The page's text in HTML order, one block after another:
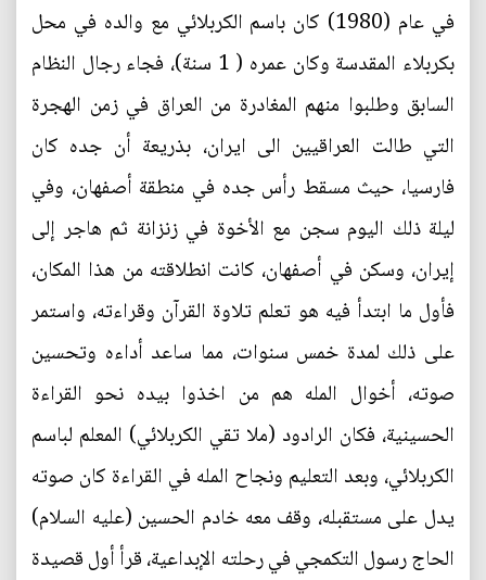
في عام (1980) كان باسم الكربلائي مع والده في محل
بكربلاء المقدسة وكان عمره ( 1 سنة)، فجاء رجال النظام
السابق وطلبوا منهم المغادرة من العراق في زمن الهجرة
التي طالت العراقيين الى ايران، بذريعة أن جده كان
فارسيا، حيث مسقط رأس جده في منطقة أصفهان، وفي
ليلة ذلك اليوم سجن مع الأخوة في زنزانة ثم هاجر إلى
إيران، وسكن في أصفهان، كانت انطلاقته من هذا المكان،
فأول ما ابتدأ فيه هو تعلم تلاوة القرآن وقراءته، واستمر
على ذلك لمدة خمس سنوات، مما ساعد أداءه وتحسين
صوته، أخوال المله هم من اخذوا بيده نحو القراءة
الحسينية، فكان الرادود (ملا تقي الكربلائي) المعلم لباسم
الكربلائي، وبعد التعليم ونجاح المله في القراءة كان صوته
يدل على مستقبله، وقف معه خادم الحسين (عليه السلام)
الحاج رسول التكمجي في رحلته الإبداعية، قرأ أول قصيدة